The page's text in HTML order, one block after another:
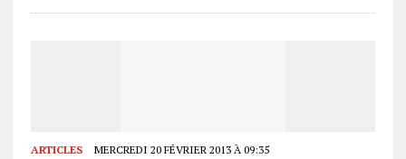
ARTICLES MERCREDI 20 FÉVRIER 2013 À 09:35